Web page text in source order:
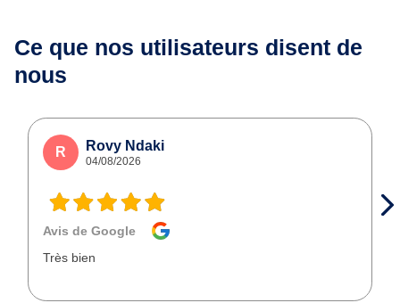
Ce que nos utilisateurs disent de
nous
R Rovy Ndaki
04/08/2026
Avis de Google
Très bien